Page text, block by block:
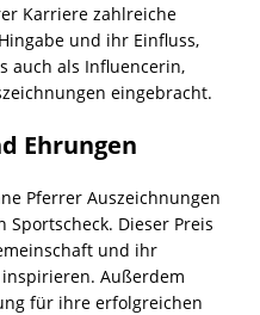
Karriere zahlreiche
und ihr Einfluss,
auch als Influencerin,
eingebracht.
Ehrungen
Pferrer Auszeichnungen
Dieser Preis
und ihr
Außerdem
für ihre erfolgreichen